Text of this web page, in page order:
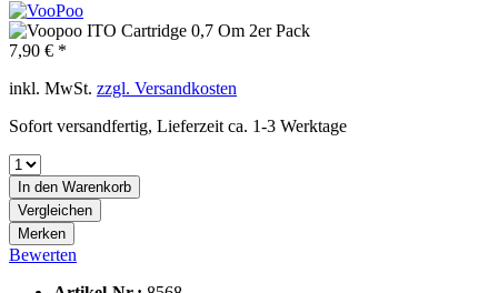
7,90 € *
inkl. MwSt. zzgl. Versandkosten
Sofort versandfertig, Lieferzeit ca. 1-3 Werktage
In den Warenkorb
Vergleichen
Merken
Bewerten